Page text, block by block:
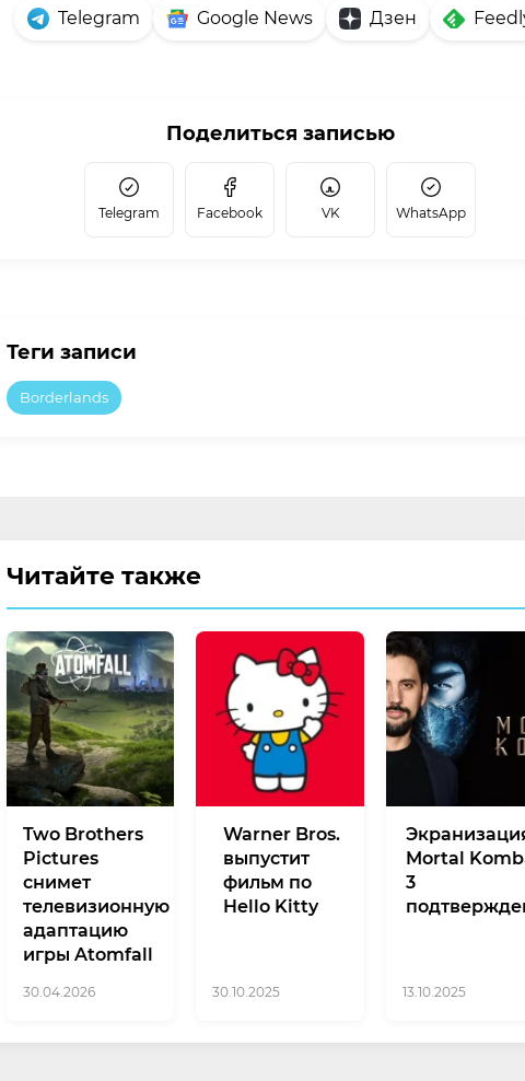
Telegram
Google News Дзен
Поделиться записью
Telegram Facebook VK WhatsApp
Теги записи
Borderlands
Читайте также
Two Brothers
Pictures
снимет
телевизионную
адаптацию
игры Atomfall
30.04.2026
Warner Bros.
выпустит
фильм по
Hello Kitty
30.10.2025
Mortal
3
13.10.2025